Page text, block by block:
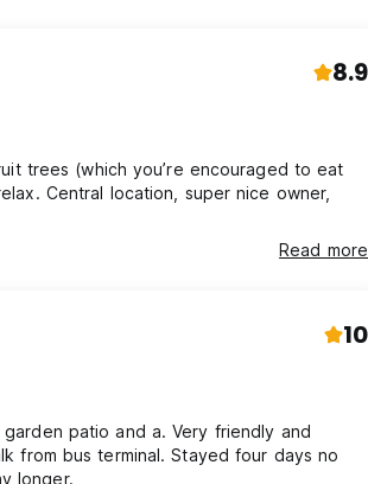
8.9
trees (which you’re encouraged to eat
Central location, super nice owner,
Read more
10
patio and a. Very friendly and
longer.